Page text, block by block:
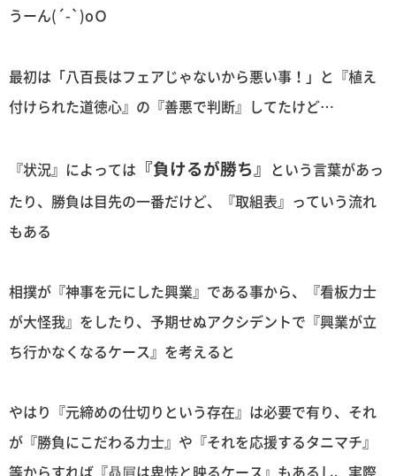
うーん(´-`)oＯ
最初は「八百長はフェアじゃないから悪い事！」と『植え
付けられた道徳心』の『善悪で判断』してたけど…
『状況』によっては 『負けるが勝ち』 という言葉があっ
たり、勝負は目先の一番だけど、『取組表』っていう流れ
もある
相撲が『神事を元にした興業』である事から、『看板力士
が大怪我』をしたり、予期せぬアクシデントで『興業が立
ち行かなくなるケース』を考えると
やはり『元締めの仕切りという存在』は必要で有り、それ
が『勝負にこだわる力士』や『それを応援するタニマチ』